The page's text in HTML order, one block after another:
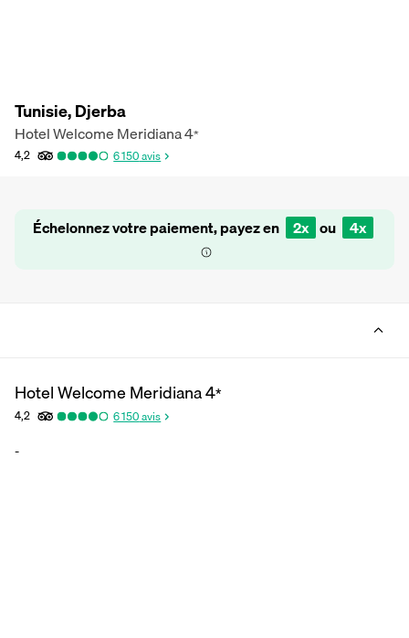
Tunisie, Djerba
Hotel Welcome Meridiana4*
4,2 6 150avis
Échelonnez votre paiement, payez en 2x ou 4x
Hotel Welcome Meridiana4*
4,2 6 150avis
-